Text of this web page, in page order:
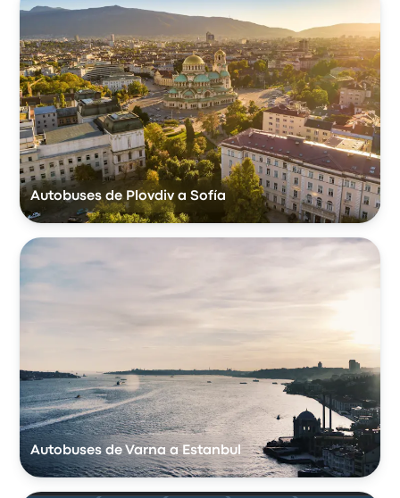
Autobuses de Plovdiv a Sofía
Autobuses de Varna a Estanbul